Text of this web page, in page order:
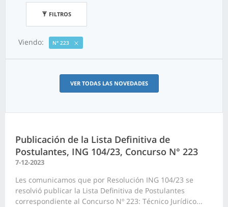
FILTROS
Viendo: N° 223
VER TODAS LAS NOVEDADES
Publicación de la Lista Definitiva de
Postulantes, ING 104/23, Concurso N° 223
7-12-2023
Les comunicamos que por Resolución ING 104/23 se
resolvió publicar la Lista Definitiva de Postulantes
correspondiente al Concurso Nº 223: Técnico Jurídico...